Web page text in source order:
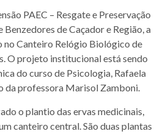
PAEC – Resgate e Preservação
de Caçador e Região, a
no Canteiro Relógio Biológico de
O projeto institucional está sendo
do curso de Psicologia, Rafaela
da professora Marisol Zamboni.
o plantio das ervas medicinais,
canteiro central. São duas plantas